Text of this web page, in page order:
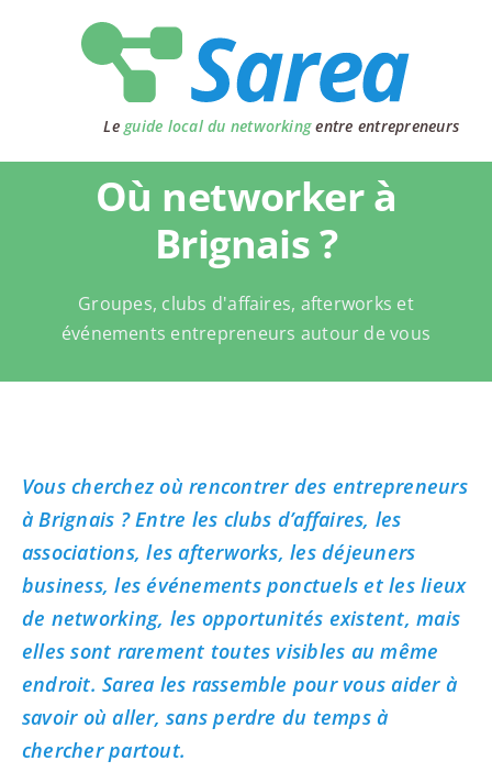
Le guide local du networkingentre entrepreneurs
Où networker à
Brignais ?
Groupes, clubs d'affaires, afterworks et
événements entrepreneurs autour de vous
Vous cherchez où rencontrer des entrepreneurs
à Brignais ? Entre les clubs d’affaires, les
associations, les afterworks, les déjeuners
business, les événements ponctuels et les lieux
de networking, les opportunités existent, mais
elles sont rarement toutes visibles au même
endroit. Sarea les rassemble pour vous aider à
savoir où aller, sans perdre du temps à
chercher partout.